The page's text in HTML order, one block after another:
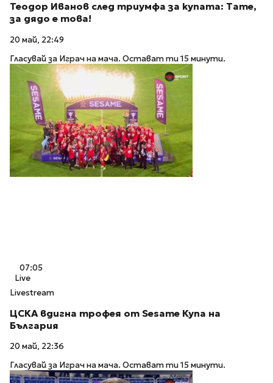
Теодор Иванов след триумфа за купата: Тате,
за дядо е това!
20 май, 22:49
Гласувай за Играч на мача. Остават ти 15 минути.
07:05
Live
Livestream
ЦСКА вдигна трофея от Sesame Купа на
България
20 май, 22:36
Гласувай за Играч на мача. Остават ти 15 минути.